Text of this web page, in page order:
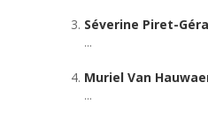
Séverine Piret-
...
Muriel Van
...